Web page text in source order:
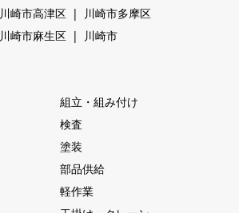
川崎市高津区
川崎市多摩区
川崎市麻生区 川崎市
組立・組み付け
検査
塗装
部品供給
軽作業